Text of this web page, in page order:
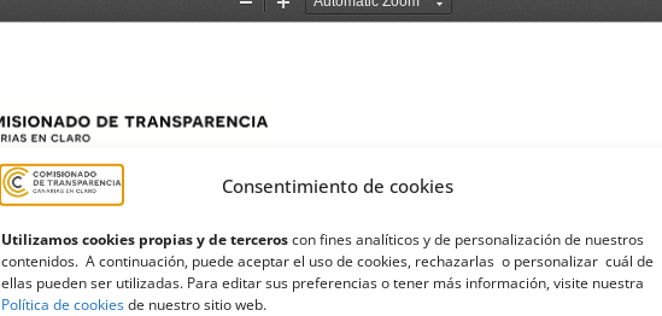
Consentimiento de cookies
Utilizamos cookies propias y de terceroscon fines analíticos y de personalización de nuestros
contenidos. A continuación, puede aceptar el uso de cookies, rechazarlas o personalizar cuál de
ellas pueden ser utilizadas. Para editar sus preferencias o tener más información, visite nuestra
Política de cookiesde nuestro sitio web.